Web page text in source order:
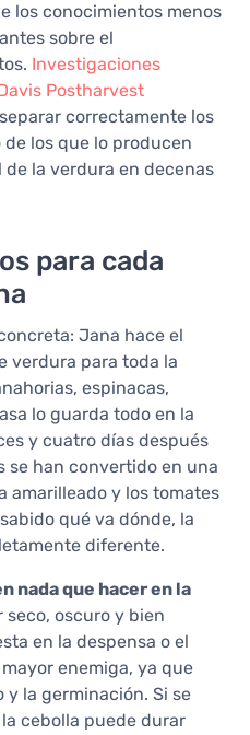
los conocimientos menos
sobre el
Investigaciones
Postharvest
correctamente los
los que lo producen
la verdura en decenas
para cada
Jana hace el
verdura para toda la
espinacas,
lo guarda todo en la
y cuatro días después
se han convertido en una
amarilleado y los tomates
qué va dónde, la
diferente.
nada que hacer en la
oscuro y bien
en la despensa o el
enemiga, ya que
la germinación. Si se
cebolla puede durar